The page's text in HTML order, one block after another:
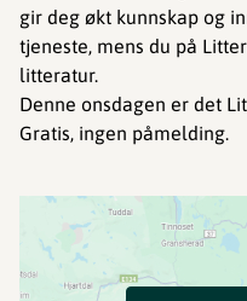
gir deg økt kunnskap og
tjeneste, mens du på
litteratur.
Denne onsdagen er det
Gratis, ingen påmelding.